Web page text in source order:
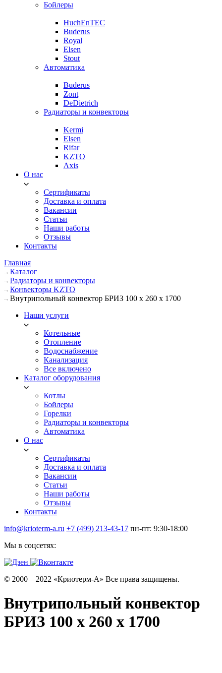
Бойлеры
HuchEnTEC
Buderus
Royal
Elsen
Stout
Автоматика
Buderus
Zont
DeDietrich
Радиаторы и конвекторы
Kermi
Elsen
Rifar
KZTO
Axis
О нас
Сертификаты
Доставка и оплата
Вакансии
Статьи
Наши работы
Отзывы
Контакты
Главная
Каталог
Радиаторы и конвекторы
Конвекторы KZTO
Внутрипольный конвектор БРИЗ 100 х 260 х 1700
Наши услуги
Котельные
Отопление
Водоснабжение
Канализация
Все включено
Каталог оборудования
Котлы
Бойлеры
Горелки
Радиаторы и конвекторы
Автоматика
О нас
Сертификаты
Доставка и оплата
Вакансии
Статьи
Наши работы
Отзывы
Контакты
info@krioterm-a.ru +7 (499) 213-43-17 пн-пт: 9:30-18:00
Мы в соцсетях:
© 2000—2022 «Криотерм-А» Все права защищены.
Внутрипольный конвектор
БРИЗ 100 х 260 х 1700